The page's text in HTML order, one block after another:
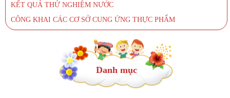
KẾT QUẢ THỬ NGHIỆM NƯỚC
CÔNG KHAI CÁC CƠ SỞ CUNG ỨNG THỰC PHẨM
Danh mục